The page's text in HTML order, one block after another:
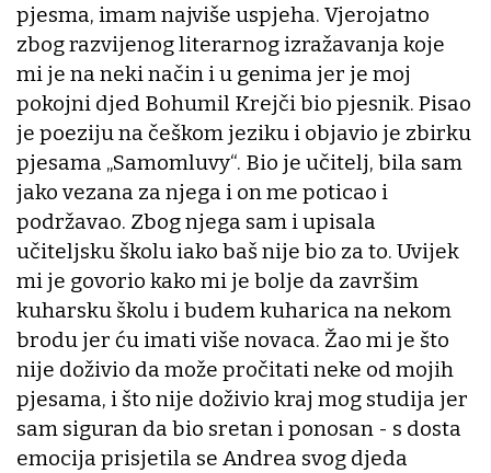
pjesma, imam najviše uspjeha. Vjerojatno
zbog razvijenog literarnog izražavanja koje
mi je na neki način i u genima jer je moj
pokojni djed Bohumil Krejči bio pjesnik. Pisao
je poeziju na češkom jeziku i objavio je zbirku
pjesama „Samomluvy“. Bio je učitelj, bila sam
jako vezana za njega i on me poticao i
podržavao. Zbog njega sam i upisala
učiteljsku školu iako baš nije bio za to. Uvijek
mi je govorio kako mi je bolje da završim
kuharsku školu i budem kuharica na nekom
brodu jer ću imati više novaca. Žao mi je što
nije doživio da može pročitati neke od mojih
pjesama, i što nije doživio kraj mog studija jer
sam siguran da bio sretan i ponosan - s dosta
emocija prisjetila se Andrea svog djeda